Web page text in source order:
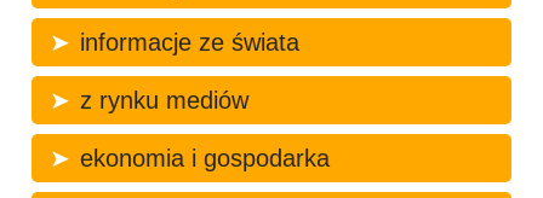
informacje ze świata
z rynku mediów
ekonomia i gospodarka